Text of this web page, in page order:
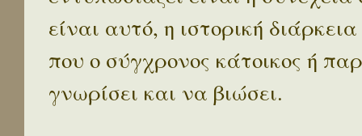
είναι αυτό, η ιστορική
που ο σύγχρονος κάτοικος ή
γνωρίσει και να βιώσει.